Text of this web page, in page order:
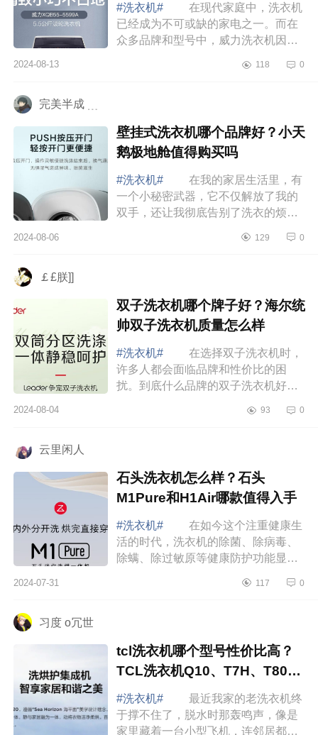
#洗衣机#
在现代家庭中，洗衣机
已经成为不可或缺的家电之一。而在
众多品牌和型号中，威力洗衣机因其
许多消费者的心仪之选。下面小编为
2024-08-13 118 0
完美半成 ﹍
壁挂式洗衣机哪个品牌好？小天
鹅极地舱值得购买吗
#洗衣机#
在我的家居生活里，有
一个小秘密武器，它不仅解放了我的
双手，还让我彻底告别了洗衣的烦恼
编为大家介绍下壁挂式洗衣机哪个品
2024-08-06 129 0
￡£朕]]
双子洗衣机哪个牌子好？海尔统
帅双子洗衣机质量怎么样
#洗衣机#
在选择双子洗衣机时，
许多人都会面临品牌和性价比的困
扰。到底什么品牌的双子洗衣机好，
个牌子好？海尔统帅双子洗衣机质量
2024-08-04 93 0
云里闲人
石头洗衣机怎么样？石头
M1Pure和H1Air哪款值得入手
#洗衣机#
在如今这个注重健康生
活的时代，洗衣机的除菌、除病毒、
除螨、除过敏原等健康防护功能显得
头洗衣机怎么样？石头M1Pure和
2024-07-31 117 0
习度 o冗世
tcl洗衣机哪个型号性价比高？
TCL洗衣机Q10、T7H、T800
哪款好用
#洗衣机#
最近我家的老洗衣机终
于撑不住了，脱水时那轰鸣声，像是
家里藏着一台小型飞机，连邻居都忍